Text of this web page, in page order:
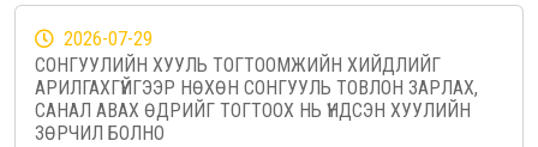
2026-07-29
СОНГУУЛИЙН ХУУЛЬ ТОГТООМЖИЙН ХИЙДЛИЙГ
АРИЛГАХГҮЙГЭЭР НӨХӨН СОНГУУЛЬ ТОВЛОН ЗАРЛАХ,
САНАЛ АВАХ ӨДРИЙГ ТОГТООХ НЬ ҮНДСЭН ХУУЛИЙН
ЗӨРЧИЛ БОЛНО